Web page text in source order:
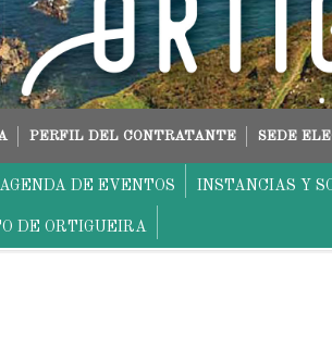
PERFIL DEL CONTRATANTE SEDE
AGENDA DE EVENTOS INSTANCIAS Y
DE ORTIGUEIRA